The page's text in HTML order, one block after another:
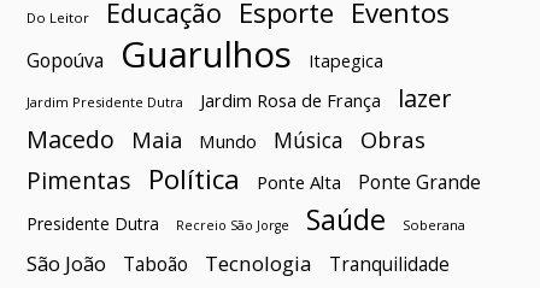
Do Leitor Educação Esporte Eventos
Gopoúva Guarulhos Itapegica
Jardim Presidente Dutra Jardim Rosa de França
lazer
Macedo
Maia Mundo Música Obras
Pimentas Política Ponte Alta Ponte Grande
Presidente Dutra Recreio São Jorge Saúde Soberana
São João Taboão Tecnologia Tranquilidade